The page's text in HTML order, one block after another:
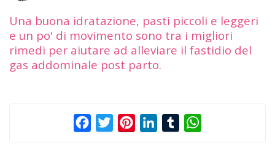
Una buona idratazione, pasti piccoli e leggeri
e un po' di movimento sono tra i migliori
rimedi per aiutare ad alleviare il fastidio del
gas addominale post parto.
FacebookTwitterPinterestLinkedInTumblr